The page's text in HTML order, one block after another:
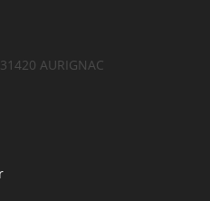
AURIGNAC
S’ouvre